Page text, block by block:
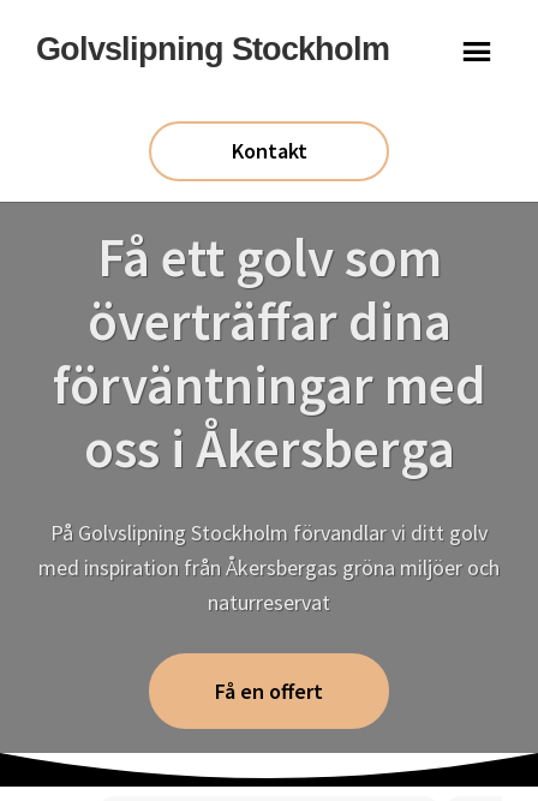
Golvslipning Stockholm
Kontakt
Få ett golv som
överträffar dina
förväntningar med
oss i Åkersberga
På Golvslipning Stockholm förvandlar vi ditt golv
med inspiration från Åkersbergas gröna miljöer och
naturreservat
Få en offert